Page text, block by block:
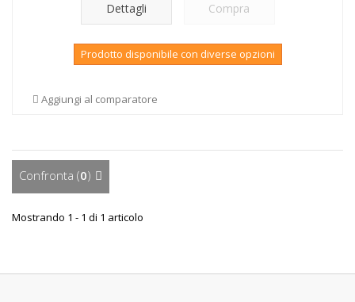
Dettagli Compra
Prodotto disponibile con diverse opzioni
Aggiungi al comparatore
Confronta (0)
Mostrando 1 - 1 di 1 articolo